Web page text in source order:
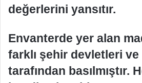
değerlerini yansıtır.
Envanterde yer alan
farklı şehir devletleri ve
tarafından basılmıştır.